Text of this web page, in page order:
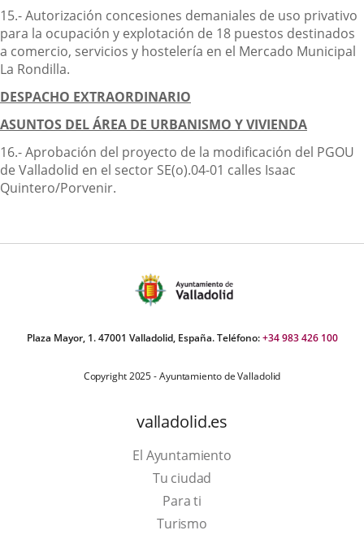
15.- Autorización concesiones demaniales de uso privativo
para la ocupación y explotación de 18 puestos destinados
a comercio, servicios y hostelería en el Mercado Municipal
La Rondilla.
DESPACHO EXTRAORDINARIO
ASUNTOS DEL ÁREA DE URBANISMO Y VIVIENDA
16.- Aprobación del proyecto de la modificación del PGOU
de Valladolid en el sector SE(o).04-01 calles Isaac
Quintero/Porvenir.
Plaza Mayor, 1. 47001 Valladolid, España. Teléfono:+34 983 426 100
Copyright 2025 - Ayuntamiento de Valladolid
valladolid.es
El Ayuntamiento
Tu ciudad
Para ti
TurismoThis